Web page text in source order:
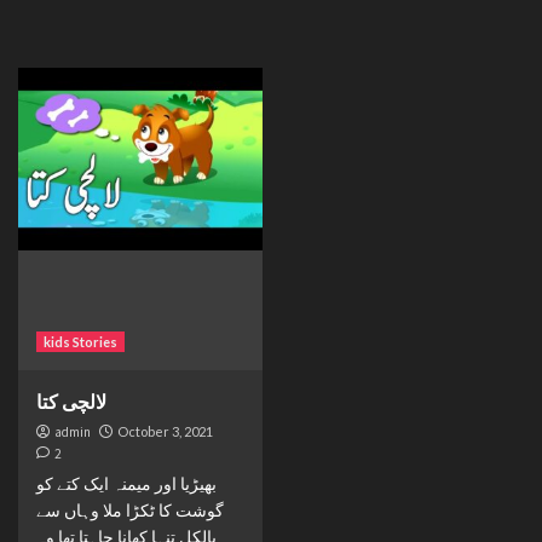
kids Stories
لالچی کتا
admin October 3, 2021
2
بھیڑیا اور میمنہ ایک کتے کو
گوشت کا ٹکڑا ملا وہاں سے
بالکل تنہا کھانا چاہتا تھا وہ